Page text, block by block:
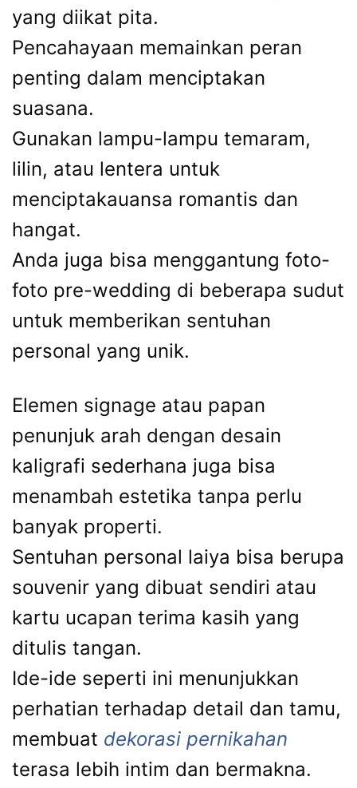
yang diikat pita.
Pencahayaan memainkan peran
penting dalam menciptakan
suasana.
Gunakan lampu-lampu temaram,
lilin, atau lentera untuk
menciptakauansa romantis dan
hangat.
Anda juga bisa menggantung foto-
foto pre-wedding di beberapa sudut
untuk memberikan sentuhan
personal yang unik.
Elemen signage atau papan
penunjuk arah dengan desain
kaligrafi sederhana juga bisa
menambah estetika tanpa perlu
banyak properti.
Sentuhan personal laiya bisa berupa
souvenir yang dibuat sendiri atau
kartu ucapan terima kasih yang
ditulis tangan.
Ide-ide seperti ini menunjukkan
perhatian terhadap detail dan tamu,
membuat dekorasi pernikahan
terasa lebih intim dan bermakna.